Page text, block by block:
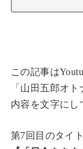
この記事は
「山田五郎オ
内容を文字にし
第7回目のタイ